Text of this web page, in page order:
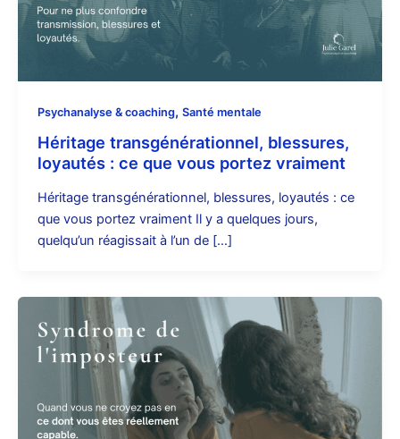
Psychanalyse & coaching, Santé mentale
Héritage transgénérationnel, blessures,
loyautés : ce que vous portez vraiment
Héritage transgénérationnel, blessures, loyautés : ce
que vous portez vraiment Il y a quelques jours,
quelqu’un réagissait à l’un de […]